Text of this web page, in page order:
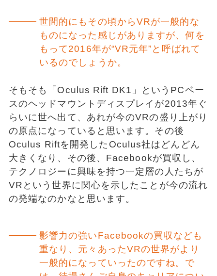
世間的にもその頃からVRが一般的な
ものになった感じがありますが、何を
もって2016年が“VR元年”と呼ばれて
いるのでしょうか。
そもそも「Oculus Rift DK1」というPCベー
スのヘッドマウントディスプレイが2013年ぐ
らいに世へ出て、あれが今のVRの盛り上がり
の原点になっていると思います。その後
Oculus Riftを開発したOculus社はどんどん
大きくなり、その後、Facebookが買収し、
テクノロジーに興味を持つ一定層の人たちが
VRという世界に関心を示したことが今の流れ
の発端なのかなと思います。
影響力の強いFacebookの買収なども
重なり、元々あったVRの世界がより
一般的になっていったのですね。で